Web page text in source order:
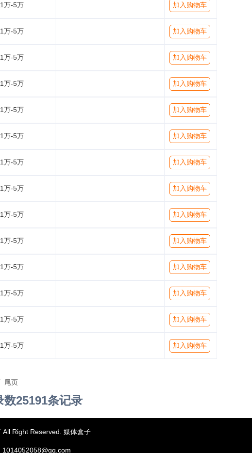
1万-5万 加入购物车
1万-5万 加入购物车
1万-5万 加入购物车
1万-5万 加入购物车
1万-5万 加入购物车
1万-5万 加入购物车
1万-5万 加入购物车
1万-5万 加入购物车
1万-5万 加入购物车
1万-5万 加入购物车
1万-5万 加入购物车
1万-5万 加入购物车
1万-5万 加入购物车
1万-5万 加入购物车
尾页
数25191条记录
Right Reserved. 媒体盒子
1014052058@qq.com